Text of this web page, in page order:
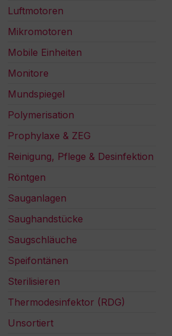
Luftmotoren
Mikromotoren
Mobile Einheiten
Monitore
Mundspiegel
Polymerisation
Prophylaxe & ZEG
Reinigung, Pflege & Desinfektion
Röntgen
Sauganlagen
Saughandstücke
Saugschläuche
Speifontänen
Sterilisieren
Thermodesinfektor (RDG)
Unsortiert